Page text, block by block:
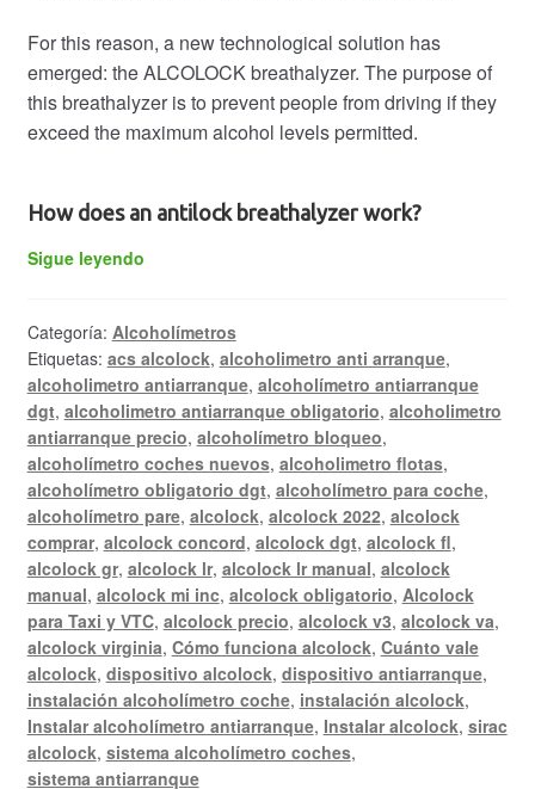
For this reason, a new technological solution has
emerged: the ALCOLOCK breathalyzer. The purpose of
this breathalyzer is to prevent people from driving if they
exceed the maximum alcohol levels permitted.
How does an antilock breathalyzer work?
Sigue leyendoALCOLOCK
Categoría: Alcoholímetros
Etiquetas: acs alcolock, alcoholimetro anti arranque,
alcoholimetro antiarranque, alcoholímetro antiarranque
dgt, alcoholimetro antiarranque obligatorio, alcoholimetro
antiarranque precio, alcoholímetro bloqueo,
alcoholímetro coches nuevos, alcoholimetro flotas,
alcoholímetro obligatorio dgt, alcoholímetro para coche,
alcoholímetro pare, alcolock, alcolock 2022, alcolock
comprar, alcolock concord, alcolock dgt, alcolock fl,
alcolock gr, alcolock lr, alcolock lr manual, alcolock
manual, alcolock mi inc, alcolock obligatorio, Alcolock
para Taxi y VTC, alcolock precio, alcolock v3, alcolock va,
alcolock virginia, Cómo funciona alcolock, Cuánto vale
alcolock, dispositivo alcolock, dispositivo antiarranque,
instalación alcoholímetro coche, instalación alcolock,
Instalar alcoholímetro antiarranque, Instalar alcolock, sirac
alcolock, sistema alcoholímetro coches,
sistema antiarranque